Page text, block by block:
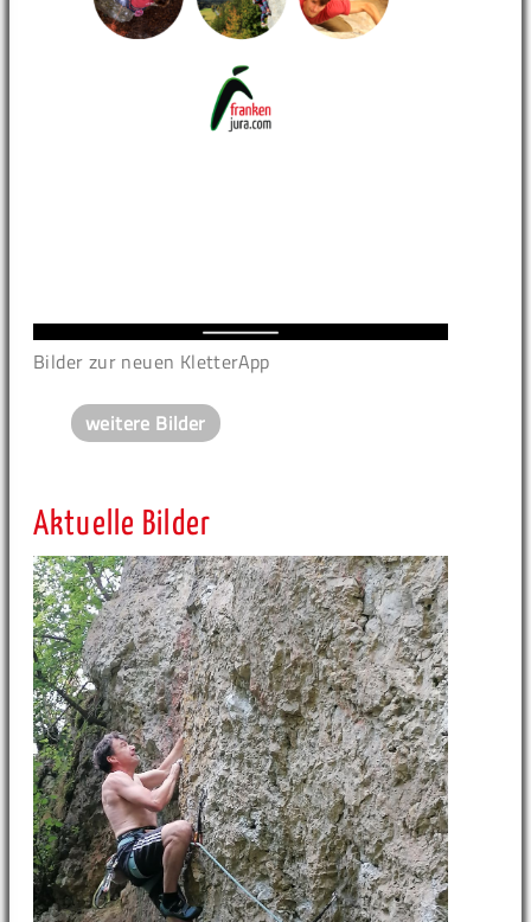
Bilder zur neuen KletterApp
weitere Bilder
Aktuelle Bilder